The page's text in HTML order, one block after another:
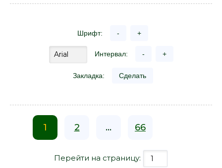
Шрифт: - +
Интервал: - +
Закладка: Сделать
1 2 ... 66
Перейти на страницу: